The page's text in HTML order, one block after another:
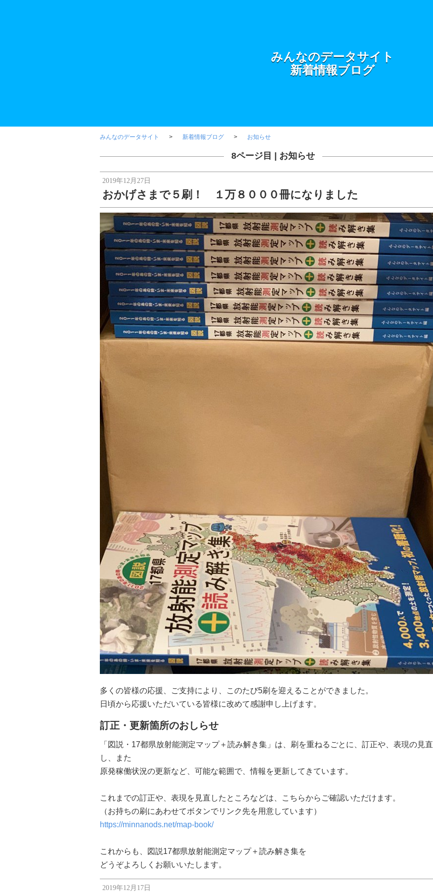
みんなのデータサイト
新着情報ブログ
みんなのデータサイト 新着情報ブログ お知らせ
8ページ目 | お知らせ
2019年12月27日
おかげさまで５刷！ １万８０００冊になりました
多くの皆様の応援、ご支持により、このたび5刷を迎えることができました。
日頃から応援いただいている皆様に改めて感謝申し上げます。
訂正・更新箇所のおしらせ
「図説・17都県放射能測定マップ＋読み解き集」は、刷を重ねるごとに、訂正や、表現の見直
し、また
原発稼働状況の更新など、可能な範囲で、情報を更新してきています。
これまでの訂正や、表現を見直したところなどは、こちらからご確認いただけます。
（お持ちの刷にあわせてボタンでリンク先を用意しています）
https://minnanods.net/map-book/
これからも、図説17都県放射能測定マップ＋読み解き集を
どうぞよろしくお願いいたします。
2019年12月17日